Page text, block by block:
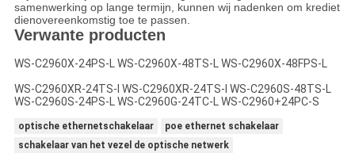
samenwerking op lange termijn, kunnen wij nadenken om krediet
dienovereenkomstig toe te passen.
Verwante producten
WS-C2960X-24PS-L WS-C2960X-48TS-L WS-C2960X-48FPS-L
WS-C2960XR-24TS-I WS-C2960XR-24TS-I WS-C2960S-48TS-L
WS-C2960S-24PS-L WS-C2960G-24TC-L WS-C2960+24PC-S
optische ethernetschakelaar
poe ethernet schakelaar
schakelaar van het vezel de optische netwerk